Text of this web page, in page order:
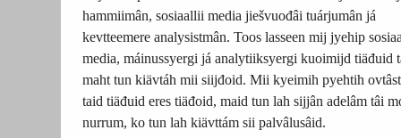
hammiimân, sosiaallii media jiešvuođâi tuárjumân já
kevtteemere analysistmân. Toos lasseen mij jyehip
media, máinussyergi já analytiiksyergi kuoimijd tiäđuid
maht tun kiävtáh mii siijđoid. Mii kyeimih pyehtih
taid tiäđuid eres tiäđoid, maid tun lah sijjân adelâm tâi
nurrum, ko tun lah kiävttám sii palvâlusâid.